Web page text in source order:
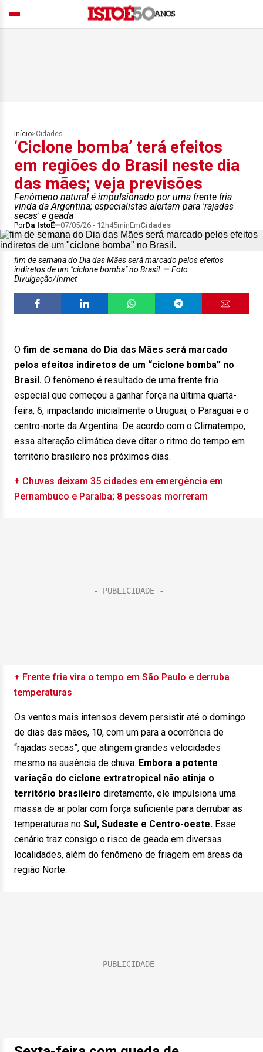
Início>Cidades
‘Ciclone bomba’ terá efeitos
em regiões do Brasil neste dia
das mães; veja previsões
Fenômeno natural é impulsionado por uma frente fria
vinda da Argentina; especialistas alertam para 'rajadas
secas' e geada
PorDa IstoÉ 07/05/26 - 12h45minEmCidades
fim de semana do Dia das Mães será marcado pelos efeitos
indiretos de um "ciclone bomba" no Brasil.
Foto:
Divulgação/Inmet
O fim de semana do Dia das Mães será marcado
pelos efeitos indiretos de um “ciclone bomba” no
Brasil. O fenômeno é resultado de uma frente fria
especial que começou a ganhar força na última quarta-
feira, 6, impactando inicialmente o Uruguai, o Paraguai e o
centro-norte da Argentina. De acordo com o Climatempo,
essa alteração climática deve ditar o ritmo do tempo em
território brasileiro nos próximos dias.
+ Chuvas deixam 35 cidades em emergência em
Pernambuco e Paraíba; 8 pessoas morreram
+ Frente fria vira o tempo em São Paulo e derruba
temperaturas
Os ventos mais intensos devem persistir até o domingo
de dias das mães, 10, com um para a ocorrência de
“rajadas secas”, que atingem grandes velocidades
mesmo na ausência de chuva. Embora a potente
variação do ciclone extratropical não atinja o
território brasileiro diretamente, ele impulsiona uma
massa de ar polar com força suficiente para derrubar as
temperaturas no Sul, Sudeste e Centro-oeste. Esse
cenário traz consigo o risco de geada em diversas
localidades, além do fenômeno de friagem em áreas da
região Norte.